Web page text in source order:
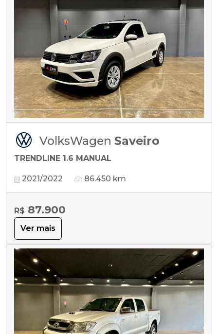
VolksWagen Saveiro
TRENDLINE 1.6 MANUAL
2021/2022 86.450 km
R$ 87.900
Ver mais